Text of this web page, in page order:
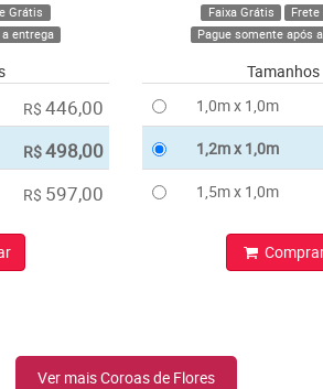
Grátis
entrega
R$ 446,00
R$498,00
R$ 597,00
Faixa Grátis
Pague somente após
Tamanhos
1,0m x 1,0m
1,2m x 1,0m
1,5m x 1,0m
Ver mais Coroas de Flores